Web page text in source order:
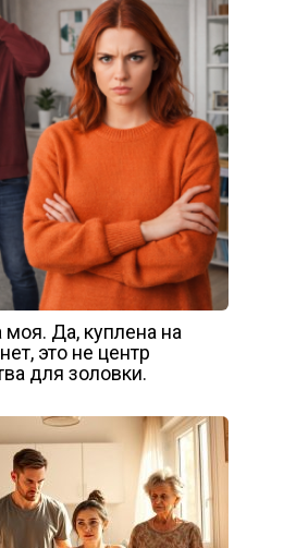
моя. Да, куплена на
это не центр
для золовки.